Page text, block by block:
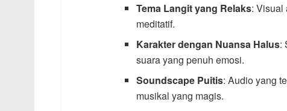
Tema Langit yang Relaks: Visual
meditatif.
Karakter dengan Nuansa Halus:
suara yang penuh emosi.
Soundscape Puitis: Audio yang
musikal yang magis.